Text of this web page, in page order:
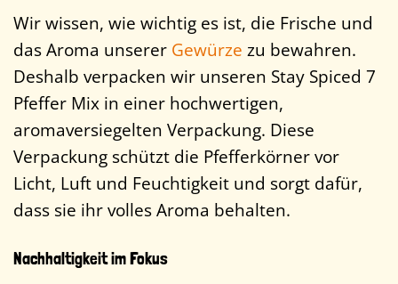
Wir wissen, wie wichtig es ist, die Frische und
das Aroma unserer Gewürze zu bewahren.
Deshalb verpacken wir unseren Stay Spiced 7
Pfeffer Mix in einer hochwertigen,
aromaversiegelten Verpackung. Diese
Verpackung schützt die Pfefferkörner vor
Licht, Luft und Feuchtigkeit und sorgt dafür,
dass sie ihr volles Aroma behalten.
Nachhaltigkeit im Fokus